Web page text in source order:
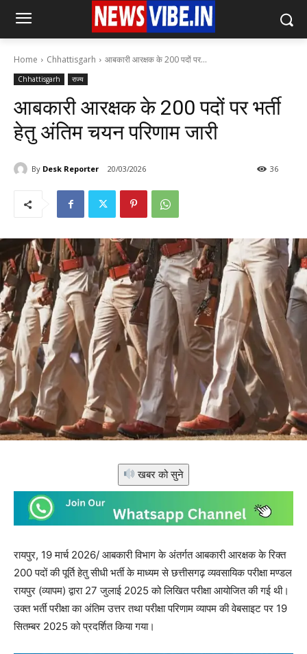
Home Chhattisgarh आबकारी आरक्षक के 200 पदों पर...
Chhattisgarh राज्य
आबकारी आरक्षक के 200 पदों पर भर्ती
हेतु अंतिम चयन परिणाम जारी
By Desk Reporter 20/03/2026 36
खबर को सुने
रायपुर, 19 मार्च 2026/ आबकारी विभाग के अंतर्गत आबकारी आरक्षक के रिक्त
200 पदों की पूर्ति हेतु सीधी भर्ती के माध्यम से छत्तीसगढ़ व्यवसायिक परीक्षा मण्डल
रायपुर (व्यापम) द्वारा 27 जुलाई 2025 को लिखित परीक्षा आयोजित की गई थी।
उक्त भर्ती परीक्षा का अंतिम उत्तर तथा परीक्षा परिणाम व्यापम की वेबसाइट पर 19
सितम्बर 2025 को प्रदर्शित किया गया।